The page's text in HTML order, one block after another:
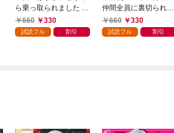
ら乗っ取られました 1
巻660 330
試読フル 割引
仲間全員に裏切られた
ので最強の魔物と組み
ます 1巻
660 330
試読フル 割引